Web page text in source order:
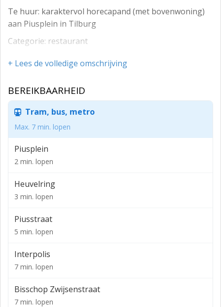
Te huur: karaktervol horecapand (met bovenwoning)
aan Piusplein in Tilburg
Categorie: restaurant
Plaats: Tilburg
Vraagprijs: NVT
Huurprijs: €10.110,- per maand
Oppervlakte: 220 m2
+ Lees de volledige omschrijving
BEREIKBAARHEID
Tram, bus, metro
Max. 7 min. lopen
Piusplein
2 min. lopen
Heuvelring
3 min. lopen
Piusstraat
5 min. lopen
Interpolis
7 min. lopen
Bisschop Zwijsenstraat
7 min. lopen